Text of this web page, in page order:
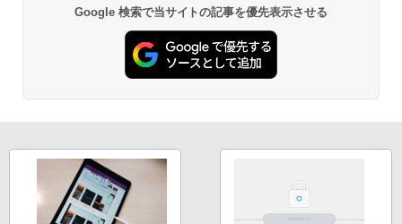
BRUCE WAYNE feat. Flo Milli, ATL Jacob
￥250
￥250
by Amazon 天然水 ラベルレス 500ml ×24本
ウォーター ペットボトル 静岡県産 500ミリリ
ットル (Smart Basic)
強炭酸水 ペットボトル 500ミリリットル (Sm
art Basic)
異世界居酒屋「のぶ」(22) (角川コミックス・
￥832
￥594
Google 検索で当サイトの記事を優先表示させる